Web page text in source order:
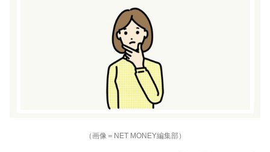
（画像＝NET MONEY編集部）